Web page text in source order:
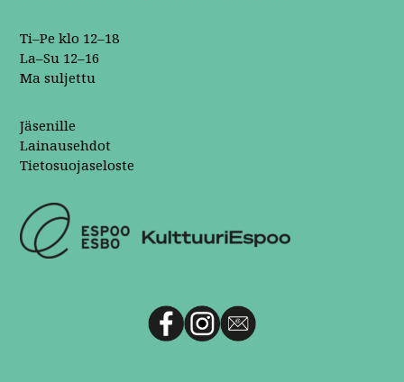
Ti–Pe klo 12–18
La–Su 12–16
Ma suljettu
Jäsenille
Lainausehdot
Tietosuojaseloste